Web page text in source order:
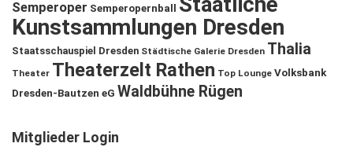
Semperoper Semperopernball
Kunstsammlungen Dresden
Staatsschauspiel Dresden Städtische Galerie Dresden Thalia
Theater Theaterzelt Rathen Top Lounge Volksbank
Dresden-Bautzen eG Waldbühne Rügen
Mitglieder Login